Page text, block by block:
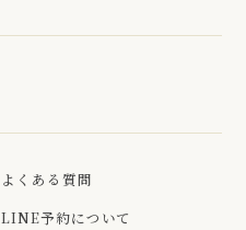
よくある質問
LINE予約について